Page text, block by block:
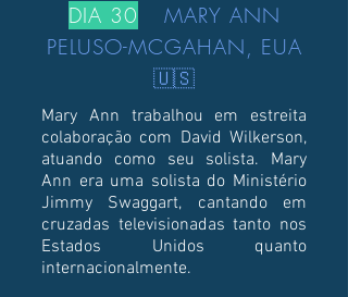
DIA 30
MARY ANN
PELUSO-MCGAHAN, EUA
🇺🇸
Mary Ann trabalhou em estreita
colaboração com David Wilkerson,
atuando como seu solista. Mary
Ann era uma solista do Ministério
Jimmy Swaggart, cantando em
cruzadas televisionadas tanto nos
Estados Unidos quanto
internacionalmente.